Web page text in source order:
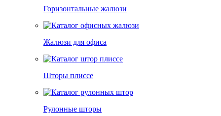
Горизонтальные жалюзи
Жалюзи для офиса
Шторы плиссе
Рулонные шторы